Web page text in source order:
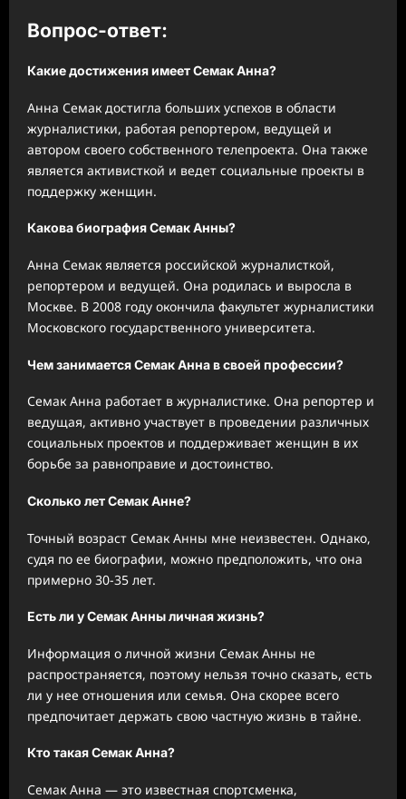
Вопрос-ответ:
Какие достижения имеет Семак Анна?
Анна Семак достигла больших успехов в области
журналистики, работая репортером, ведущей и
автором своего собственного телепроекта. Она также
является активисткой и ведет социальные проекты в
поддержку женщин.
Какова биография Семак Анны?
Анна Семак является российской журналисткой,
репортером и ведущей. Она родилась и выросла в
Москве. В 2008 году окончила факультет журналистики
Московского государственного университета.
Чем занимается Семак Анна в своей профессии?
Семак Анна работает в журналистике. Она репортер и
ведущая, активно участвует в проведении различных
социальных проектов и поддерживает женщин в их
борьбе за равноправие и достоинство.
Сколько лет Семак Анне?
Точный возраст Семак Анны мне неизвестен. Однако,
судя по ее биографии, можно предположить, что она
примерно 30-35 лет.
Есть ли у Семак Анны личная жизнь?
Информация о личной жизни Семак Анны не
распространяется, поэтому нельзя точно сказать, есть
ли у нее отношения или семья. Она скорее всего
предпочитает держать свою частную жизнь в тайне.
Кто такая Семак Анна?
Семак Анна — это известная спортсменка,